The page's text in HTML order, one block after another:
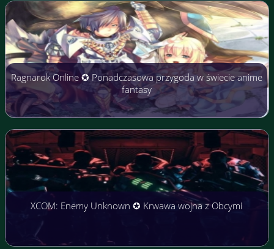
Ragnarok Online ✪ Ponadczasowa przygoda w świecie anime
fantasy
XCOM: Enemy Unknown ✪ Krwawa wojna z Obcymi